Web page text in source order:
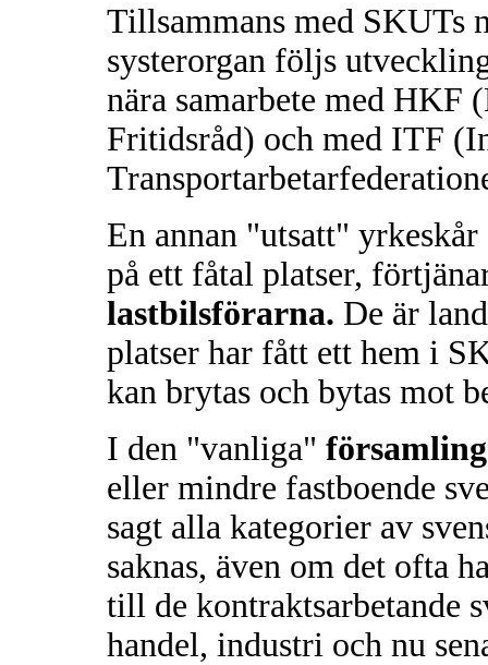
Tillsammans med SKUTs
systerorgan följs
nära samarbete med HKF
Fritidsråd) och med ITF
En annan "utsatt"
på ett fåtal platser,
lastbilsförarna. De är
platser har fått ett hem i
kan brytas och bytas mot
I den "vanliga"
eller mindre fastboende
sagt alla kategorier av
saknas, även om det ofta
till de kontraktsarbetande
handel, industri och nu